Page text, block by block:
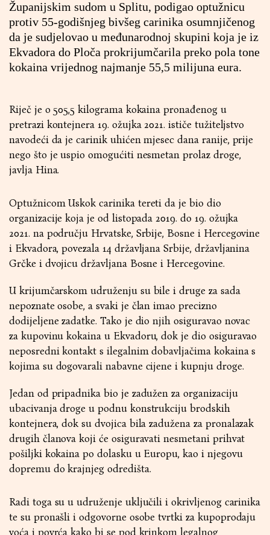
Županijskim sudom u Splitu, podigao optužnicu
protiv 55-godišnjeg bivšeg carinika osumnjičenog
da je sudjelovao u međunarodnoj skupini koja je iz
Ekvadora do Ploča prokrijumčarila preko pola tone
kokaina vrijednog najmanje 55,5 milijuna eura.
Riječ je o 505,5 kilograma kokaina pronađenog u
pretrazi kontejnera 19. ožujka 2021. ističe tužiteljstvo
navodeći da je carinik uhićen mjesec dana ranije, prije
nego što je uspio omogućiti nesmetan prolaz droge,
javlja Hina.
Optužnicom Uskok carinika tereti da je bio dio
organizacije koja je od listopada 2019. do 19. ožujka
2021. na području Hrvatske, Srbije, Bosne i Hercegovine
i Ekvadora, povezala 14 državljana Srbije, državljanina
Grčke i dvojicu državljana Bosne i Hercegovine.
U krijumčarskom udruženju su bile i druge za sada
nepoznate osobe, a svaki je član imao precizno
dodijeljene zadatke. Tako je dio njih osiguravao novac
za kupovinu kokaina u Ekvadoru, dok je dio osiguravao
neposredni kontakt s ilegalnim dobavljačima kokaina s
kojima su dogovarali nabavne cijene i kupnju droge.
Jedan od pripadnika bio je zadužen za organizaciju
ubacivanja droge u podnu konstrukciju brodskih
kontejnera, dok su dvojica bila zadužena za pronalazak
drugih članova koji će osiguravati nesmetani prihvat
pošiljki kokaina po dolasku u Europu, kao i njegovu
dopremu do krajnjeg odredišta.
Radi toga su u udruženje uključili i okrivljenog carinika
te su pronašli i odgovorne osobe tvrtki za kupoprodaju
voća i povrća kako bi se pod krinkom legalnog